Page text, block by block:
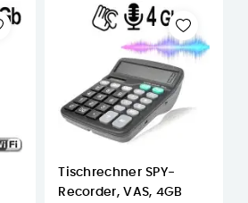
Tischrechner SPY-
Recorder, VAS, 4GB